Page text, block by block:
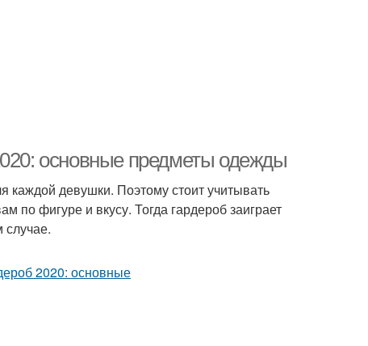
основные предметы одежды
девушки. Поэтому стоит учитывать
по фигуре и вкусу. Тогда гардероб заиграет